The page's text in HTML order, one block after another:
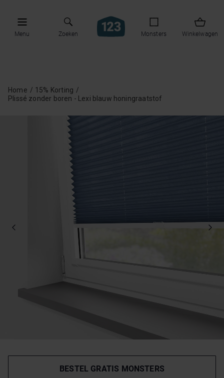
Menu Zoeken Monsters Winkelwagen
Home
15% Korting
Plissé zonder boren - Lexi blauw honingraatstof
BESTEL GRATIS MONSTERS